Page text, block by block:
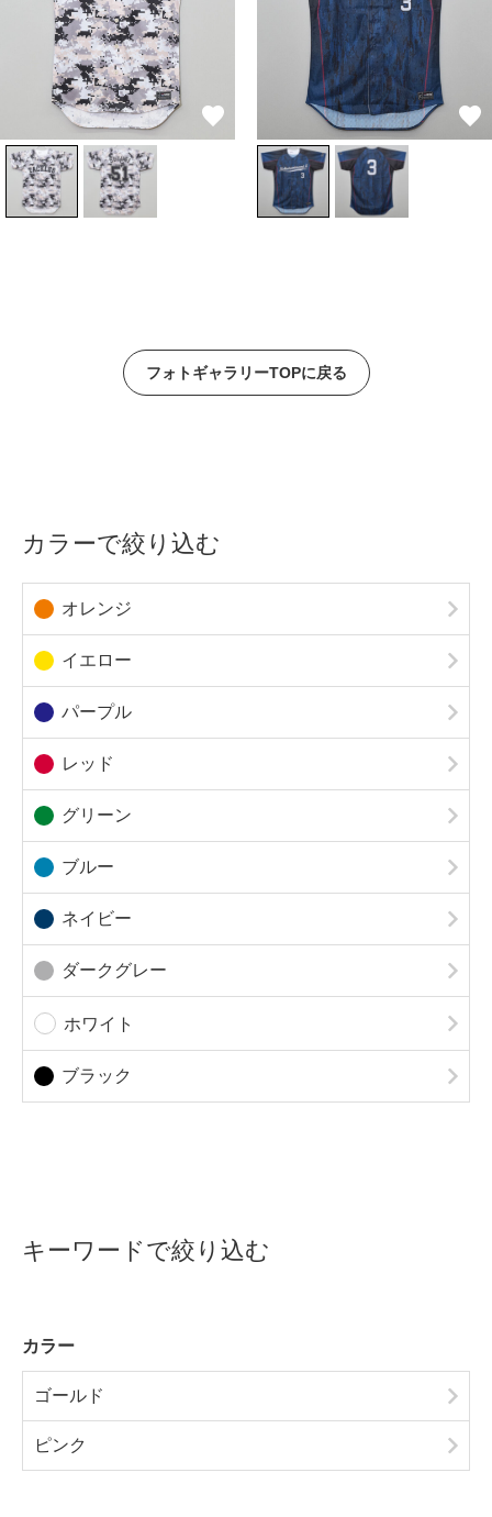
フォトギャラリーTOPに戻る
カラーで絞り込む
オレンジ
イエロー
パープル
レッド
グリーン
ブルー
ネイビー
ダークグレー
ホワイト
ブラック
キーワードで絞り込む
カラー
ゴールド
ピンク